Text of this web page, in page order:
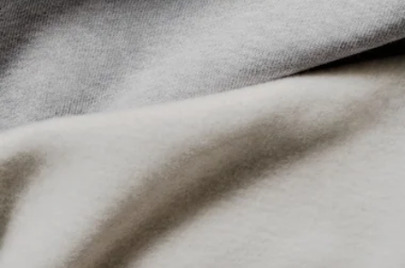
ASCIUGARE STESO